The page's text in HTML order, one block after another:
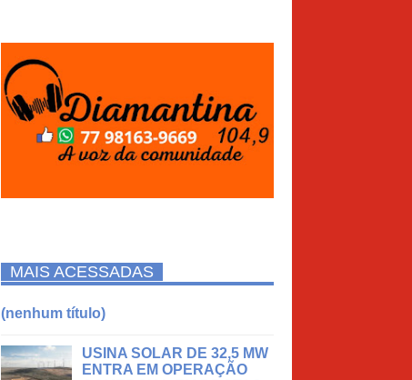
MAIS ACESSADAS
(nenhum título)
USINA SOLAR DE 32,5 MW
ENTRA EM OPERAÇÃO